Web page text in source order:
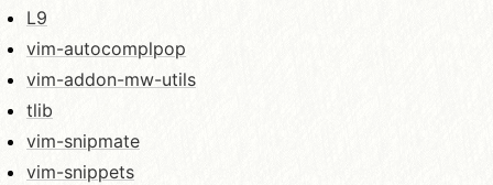
L9
vim-autocomplpop
vim-addon-mw-utils
tlib
vim-snipmate
vim-snippets